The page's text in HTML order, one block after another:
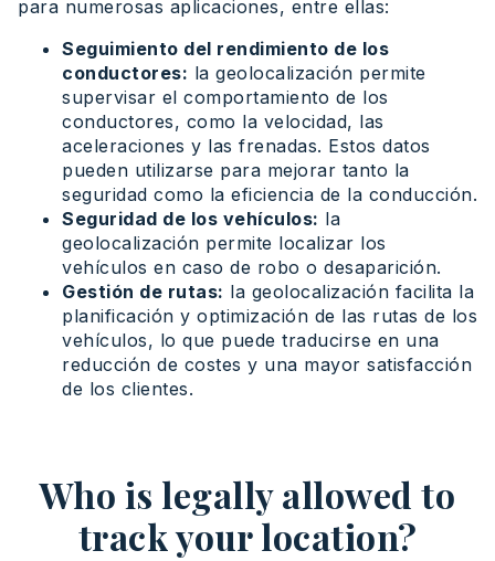
para numerosas aplicaciones, entre ellas:
Seguimiento del rendimiento de los
conductores: la geolocalización permite
supervisar el comportamiento de los
conductores, como la velocidad, las
aceleraciones y las frenadas. Estos datos
pueden utilizarse para mejorar tanto la
seguridad como la eficiencia de la conducción.
Seguridad de los vehículos: la
geolocalización permite localizar los
vehículos en caso de robo o desaparición.
Gestión de rutas: la geolocalización facilita la
planificación y optimización de las rutas de los
vehículos, lo que puede traducirse en una
reducción de costes y una mayor satisfacción
de los clientes.
Who is legally allowed to
track your location?